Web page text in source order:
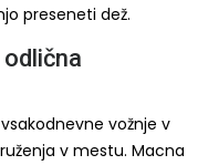
preseneti dež.
vožnje v
v mestu. Macna